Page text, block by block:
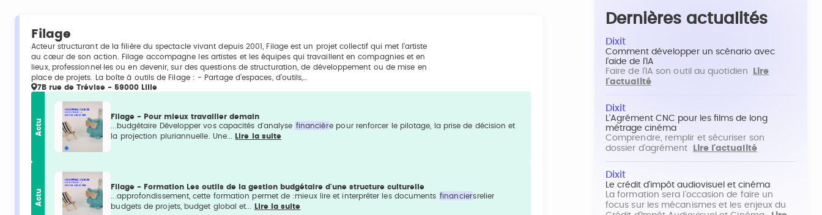
Filage
Acteur structurant de la filière du spectacle vivant depuis 2001, Filage est un projet collectif qui met l’artiste
au cœur de son action. Filage accompagne les artistes et les équipes qui travaillent en compagnies et en
lieux, professionnel·les ou en devenir, sur des questions de structuration, de développement ou de mise en
place de projets. La boîte à outils de Filage : - Partage d’espaces, d’outils,…
7B rue de Trévise - 59000 Lille
Actu
Filage - Pour mieux travailler demain
...budgétaire Développer vos capacités d'analyse financière pour renforcer le pilotage, la prise de décision et
la projection pluriannuelle. Une...
Lire la suite
Actu
Filage - Formation Les outils de la gestion budgétaire d'une structure culturelle
...approfondissement, cette formation permet de :mieux lire et interpréter les documents financiersrelier
budgets de projets, budget global et...
Lire la suite
Dernières actualités
Dixit
Comment développer un scénario avec
l'aide de l'IA
Faire de l'IA son outil au quotidien
Lire
l'actualité
Dixit
L'Agrément CNC pour les films de long
métrage cinéma
Comprendre, remplir et sécuriser son
dossier d'agrément
Lire l'actualité
Dixit
Le crédit d'impôt audiovisuel et cinéma
La formation sera l'occasion de faire un
focus sur les mécanismes et les enjeux du